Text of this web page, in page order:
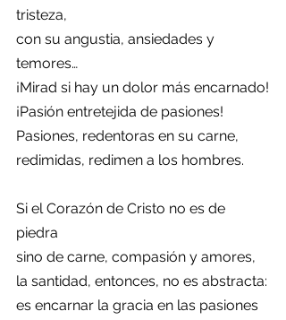
tristeza,
con su angustia, ansiedades y
temores…
¡Mirad si hay un dolor más encarnado!
¡Pasión entretejida de pasiones!
Pasiones, redentoras en su carne,
redimidas, redimen a los hombres.
Si el Corazón de Cristo no es de
piedra
sino de carne, compasión y amores,
la santidad, entonces, no es abstracta:
es encarnar la gracia en las pasiones